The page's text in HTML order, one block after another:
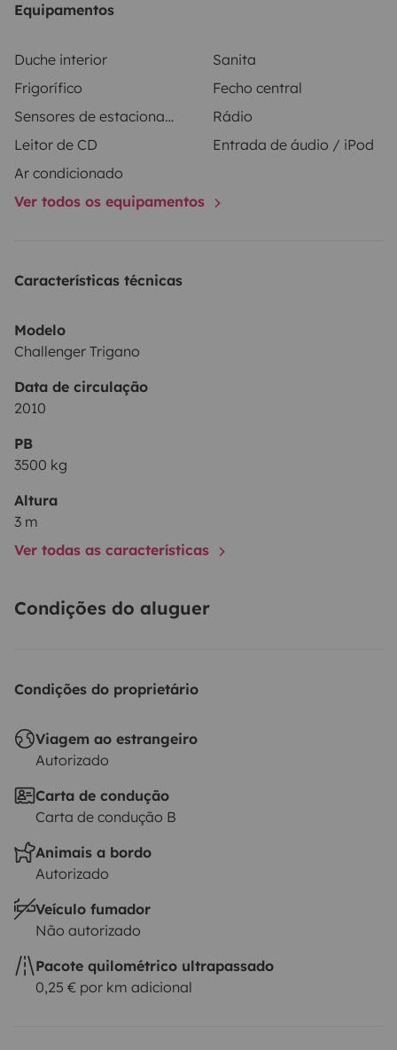
ou no meio da natureza — com todo o conforto da sua
📅 Reserve já e aproveite a liberdade de viajar sem
limites!
Entre em contacto para mais informações. Será um
prazer fazer parte da sua próxima aventura!
Equipamentos
Duche interior
Sanita
Frigorífico
Fecho central
Sensores de estacionamento
Rádio
Leitor de CD
Entrada de áudio / iPod
Ar condicionado
Ver todos os equipamentos
Características técnicas
Modelo
Challenger Trigano
Data de circulação
2010
PB
3500 kg
Altura
3 m
Ver todas as características
Condições do aluguer
Condições do proprietário
Viagem ao estrangeiro
Autorizado
Carta de condução
Carta de condução B
Animais a bordo
Autorizado
Veículo fumador
Não autorizado
Pacote quilométrico ultrapassado
0,25 € por km adicional